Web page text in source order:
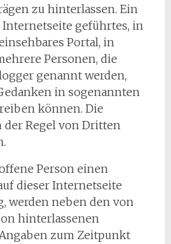
zu hinterlassen. Ein
geführtes, in
Portal, in
Personen, die
genannt werden,
in sogenannten
können. Die
Regel von Dritten
Person einen
dieser Internetseite
werden neben den von
hinterlassenen
zum Zeitpunkt